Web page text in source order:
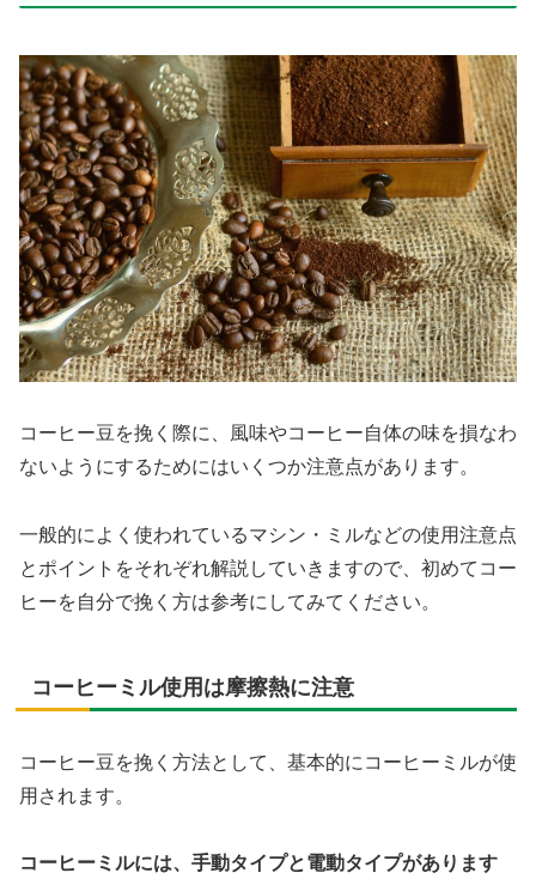
コーヒー豆を挽く際に、風味やコーヒー自体の味を損なわ
ないようにするためにはいくつか注意点があります。
一般的によく使われているマシン・ミルなどの使用注意点
とポイントをそれぞれ解説していきますので、初めてコー
ヒーを自分で挽く方は参考にしてみてください。
コーヒーミル使用は摩擦熱に注意
コーヒー豆を挽く方法として、基本的にコーヒーミルが使
用されます。
コーヒーミルには、手動タイプと電動タイプがあります